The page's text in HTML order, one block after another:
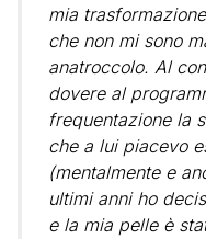
mia
che non mi sono
anatroccolo. Al
dovere al
frequentazione la
che a lui piacevo
(mentalmente e
ultimi anni ho
e la mia pelle è